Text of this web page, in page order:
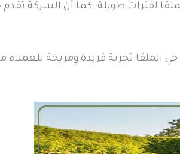
لفترات طويلة. كما أن الشركة
الملقا تجربة فريدة ومريحة